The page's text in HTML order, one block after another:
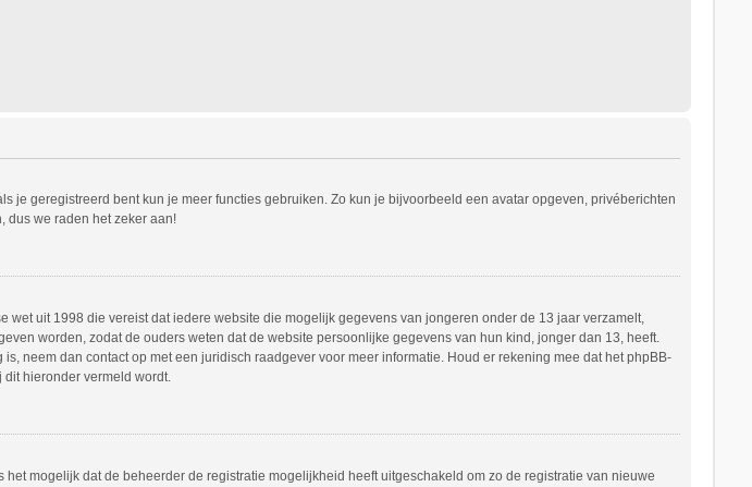
geregistreerd bent kun je meer functies gebruiken. Zo kun je bijvoorbeeld een avatar opgeven, privéberichten
dus we raden het zeker aan!
wet uit 1998 die vereist dat iedere website die mogelijk gegevens van jongeren onder de 13 jaar verzamelt,
worden, zodat de ouders weten dat de website persoonlijke gegevens van hun kind, jonger dan 13, heeft.
neem dan contact op met een juridisch raadgever voor meer informatie. Houd er rekening mee dat het phpBB-
hieronder vermeld wordt.
mogelijk dat de beheerder de registratie mogelijkheid heeft uitgeschakeld om zo de registratie van nieuwe